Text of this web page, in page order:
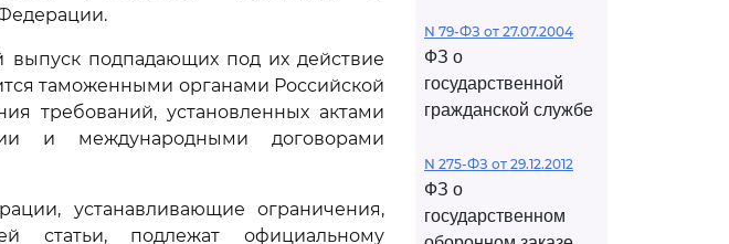
выпуск подпадающих под их действие
таможенными органами Российской
требований, установленных актами
и международными договорами
устанавливающие ограничения,
статьи, подлежат официальному
N 79-ФЗ от 27.07.2004
ФЗ о
государственной
гражданской службе
N 275-ФЗ от 29.12.2012
ФЗ о
государственном